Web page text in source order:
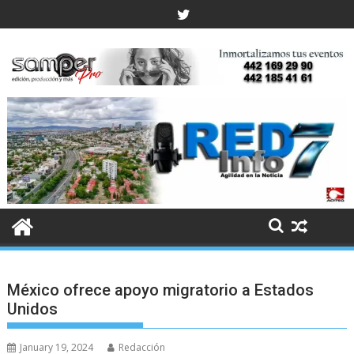
to
México ofrece apoyo migratorio a Estados
Unidos
January 19, 2024 Redacción